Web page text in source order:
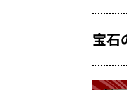
宝石